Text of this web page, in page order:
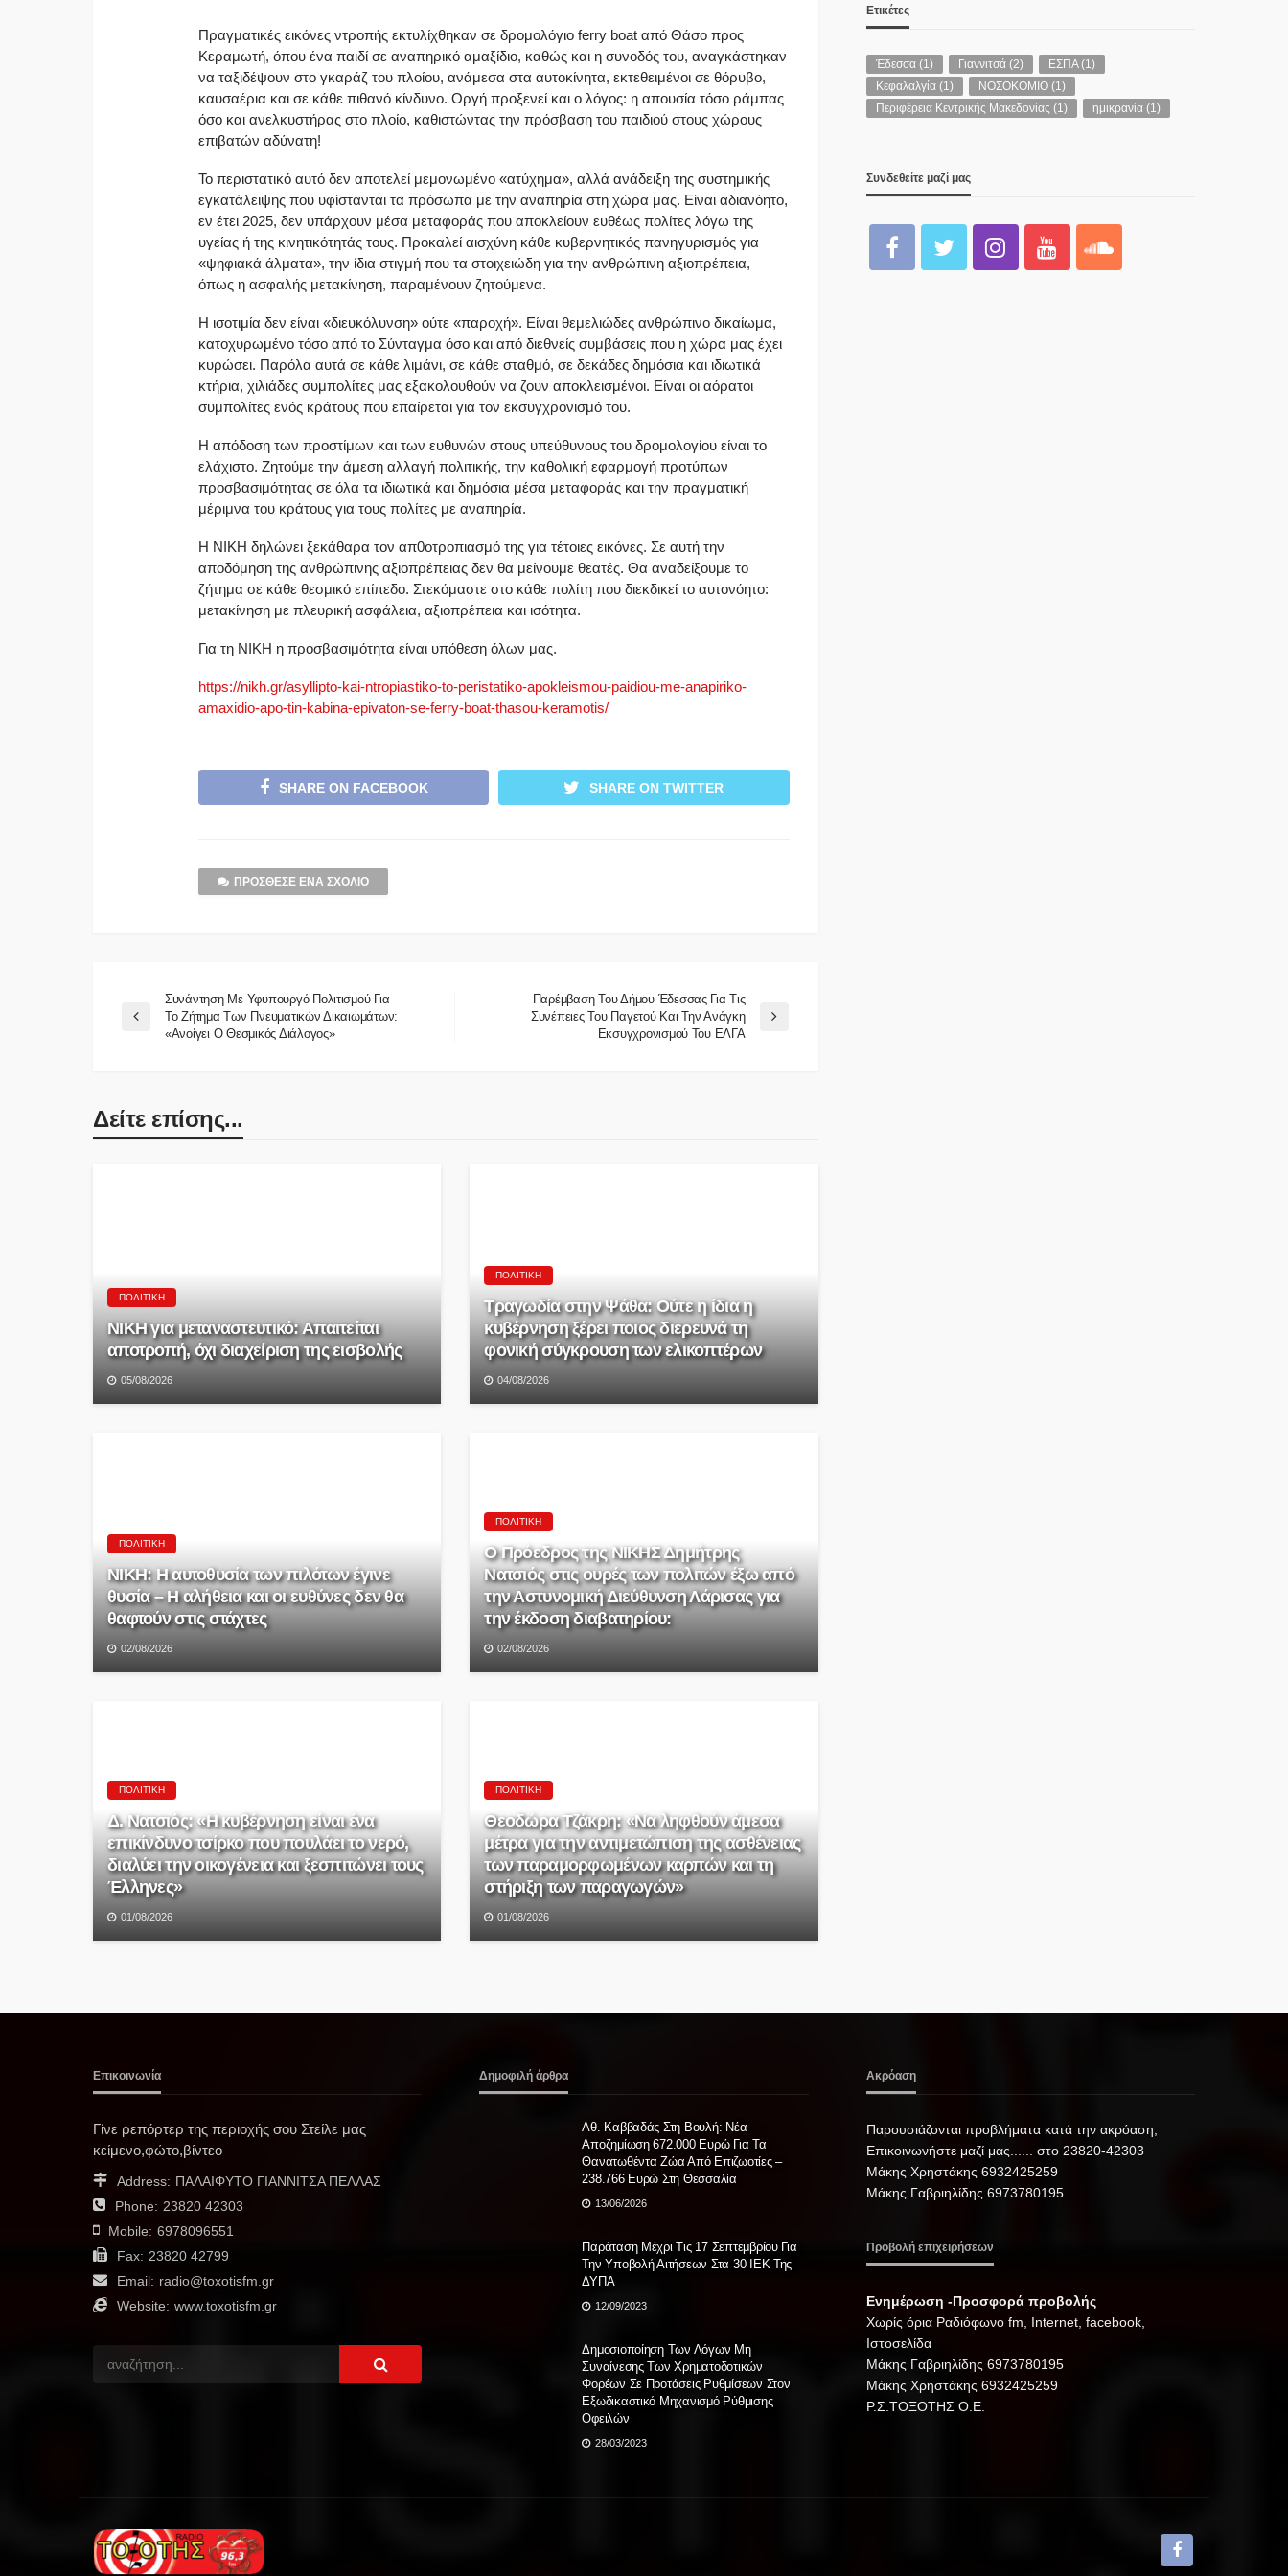
Πραγματικές εικόνες ντροπής εκτυλίχθηκαν σε δρομολόγιο ferry boat από Θάσο προς
Κεραμωτή, όπου ένα παιδί σε αναπηρικό αμαξίδιο, καθώς και η συνοδός του, αναγκάστηκαν
να ταξιδέψουν στο γκαράζ του πλοίου, ανάμεσα στα αυτοκίνητα, εκτεθειμένοι σε θόρυβο,
καυσαέρια και σε κάθε πιθανό κίνδυνο. Οργή προξενεί και ο λόγος: η απουσία τόσο ράμπας
όσο και ανελκυστήρας στο πλοίο, καθιστώντας την πρόσβαση του παιδιού στους χώρους
επιβατών αδύνατη!
Το περιστατικό αυτό δεν αποτελεί μεμονωμένο «ατύχημα», αλλά ανάδειξη της συστημικής
εγκατάλειψης που υφίστανται τα πρόσωπα με την αναπηρία στη χώρα μας. Είναι αδιανόητο,
εν έτει 2025, δεν υπάρχουν μέσα μεταφοράς που αποκλείουν ευθέως πολίτες λόγω της
υγείας ή της κινητικότητάς τους. Προκαλεί αισχύνη κάθε κυβερνητικός πανηγυρισμός για
«ψηφιακά άλματα», την ίδια στιγμή που τα στοιχειώδη για την ανθρώπινη αξιοπρέπεια,
όπως η ασφαλής μετακίνηση, παραμένουν ζητούμενα.
Η ισοτιμία δεν είναι «διευκόλυνση» ούτε «παροχή». Είναι θεμελιώδες ανθρώπινο δικαίωμα,
κατοχυρωμένο τόσο από το Σύνταγμα όσο και από διεθνείς συμβάσεις που η χώρα μας έχει
κυρώσει. Παρόλα αυτά σε κάθε λιμάνι, σε κάθε σταθμό, σε δεκάδες δημόσια και ιδιωτικά
κτήρια, χιλιάδες συμπολίτες μας εξακολουθούν να ζουν αποκλεισμένοι. Είναι οι αόρατοι
συμπολίτες ενός κράτους που επαίρεται για τον εκσυγχρονισμό του.
Η απόδοση των προστίμων και των ευθυνών στους υπεύθυνους του δρομολογίου είναι το
ελάχιστο. Ζητούμε την άμεση αλλαγή πολιτικής, την καθολική εφαρμογή προτύπων
προσβασιμότητας σε όλα τα ιδιωτικά και δημόσια μέσα μεταφοράς και την πραγματική
μέριμνα του κράτους για τους πολίτες με αναπηρία.
Η ΝΙΚΗ δηλώνει ξεκάθαρα τον απ0οτροπιασμό της για τέτοιες εικόνες. Σε αυτή την
αποδόμηση της ανθρώπινης αξιοπρέπειας δεν θα μείνουμε θεατές. Θα αναδείξουμε το
ζήτημα σε κάθε θεσμικό επίπεδο. Στεκόμαστε στο κάθε πολίτη που διεκδικεί το αυτονόητο:
μετακίνηση με πλευρική ασφάλεια, αξιοπρέπεια και ισότητα.
Για τη ΝΙΚΗ η προσβασιμότητα είναι υπόθεση όλων μας.
https://nikh.gr/asyllipto-kai-ntropiastiko-to-peristatiko-apokleismou-paidiou-me-anapiriko-
amaxidio-apo-tin-kabina-epivaton-se-ferry-boat-thasou-keramotis/
SHARE ON FACEBOOK SHARE ON TWITTER
ΠΡΌΣΘΕΣΕ ΈΝΑ ΣΧΌΛΙΟ
Συνάντηση Με Υφυπουργό Πολιτισμού Για
Το Ζήτημα Των Πνευματικών Δικαιωμάτων:
«Ανοίγει Ο Θεσμικός Διάλογος»
Παρέμβαση Του Δήμου Έδεσσας Για Τις
Συνέπειες Του Παγετού Και Την Ανάγκη
Εκσυγχρονισμού Του ΕΛΓΑ
Δείτε επίσης...
ΠΟΛΙΤΙΚΉ
ΝΙΚΗ για μεταναστευτικό: Απαιτείται
αποτροπή, όχι διαχείριση της εισβολής
05/08/2026
ΠΟΛΙΤΙΚΉ
Τραγωδία στην Ψάθα: Ούτε η ίδια η
κυβέρνηση ξέρει ποιος διερευνά τη
φονική σύγκρουση των ελικοπτέρων
04/08/2026
ΠΟΛΙΤΙΚΉ
ΝΙΚΗ: Η αυτοθυσία των πιλότων έγινε
θυσία – Η αλήθεια και οι ευθύνες δεν θα
θαφτούν στις στάχτες
02/08/2026
ΠΟΛΙΤΙΚΉ
Ο Πρόεδρος της ΝΙΚΗΣ Δημήτρης
Νατσιός στις ουρές των πολιτών έξω από
την Αστυνομική Διεύθυνση Λάρισας για
την έκδοση διαβατηρίου:
02/08/2026
ΠΟΛΙΤΙΚΉ
Δ. Νατσιός: «Η κυβέρνηση είναι ένα
επικίνδυνο τσίρκο που πουλάει το νερό,
διαλύει την οικογένεια και ξεσπιτώνει τους
Έλληνες»
01/08/2026
ΠΟΛΙΤΙΚΉ
Θεοδώρα Τζάκρη: «Να ληφθούν άμεσα
μέτρα για την αντιμετώπιση της ασθένειας
των παραμορφωμένων καρπών και τη
στήριξη των παραγωγών»
01/08/2026
Ετικέτες
Έδεσσα(1) Γιαννιτσά(2) ΕΣΠΑ(1)
Κεφαλαλγία(1) ΝΟΣΟΚΟΜΙΟ(1)
Περιφέρεια Κεντρικής Μακεδονίας (1) ημικρανία(1)
Συνδεθείτε μαζί μας
Επικοινωνία
Γίνε ρεπόρτερ της περιοχής σου Στείλε μας
κείμενο,φώτο,βίντεο
Address: ΠΑΛΑΙΦΥΤΟ ΓΙΑΝΝΙΤΣΑ ΠΕΛΛΑΣ
Phone: 23820 42303
Mobile: 6978096551
Fax: 23820 42799
Email: radio@toxotisfm.gr
Website: www.toxotisfm.gr
Δημοφιλή άρθρα
Αθ. Καββαδάς Στη Βουλή: Νέα
Αποζημίωση 672.000 Ευρώ Για Τα
Θανατωθέντα Ζώα Από Επιζωοτίες –
238.766 Ευρώ Στη Θεσσαλία
13/06/2026
Παράταση Μέχρι Τις 17 Σεπτεμβρίου Για
Την Υποβολή Αιτήσεων Στα 30 ΙΕΚ Της
ΔΥΠΑ
12/09/2023
Δημοσιοποίηση Των Λόγων Μη
Συναίνεσης Των Χρηματοδοτικών
Φορέων Σε Προτάσεις Ρυθμίσεων Στον
Εξωδικαστικό Μηχανισμό Ρύθμισης
Οφειλών
28/03/2023
Ακρόαση
Παρουσιάζονται προβλήματα κατά την ακρόαση;
Επικοινωνήστε μαζί μας...... στο 23820-42303
Μάκης Χρηστάκης 6932425259
Μάκης Γαβριηλίδης 6973780195
Προβολή επιχειρήσεων
Ενημέρωση -Προσφορά προβολής
Xωρίς όρια Ραδιόφωνο fm, Internet, facebook,
Ιστοσελίδα
Μάκης Γαβριηλίδης 6973780195
Μάκης Χρηστάκης 6932425259
Ρ.Σ.ΤΟΞΟΤΗΣ Ο.Ε.